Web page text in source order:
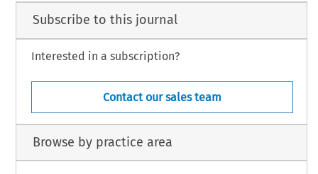
Subscribe to this journal
Interested in a subscription?
Contact our sales team
Browse by practice area